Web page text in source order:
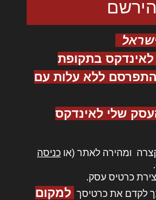
בתקופת
ללא עלות עם
שלי לאינדקס
ומהירה לאתר (או כניסה
כרטיס עסק.
לקדם את כרטיסך למקום